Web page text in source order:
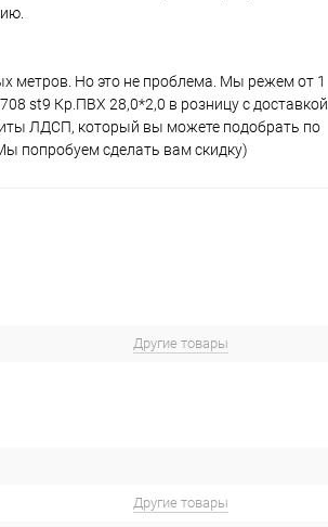
метров. Но это не проблема. Мы режем от 1
st9 Кр.ПВХ 28,0*2,0 в розницу с доставкой
ЛДСП, который вы можете подобрать по
попробуем сделать вам скидку)
Другие товары
Другие товары